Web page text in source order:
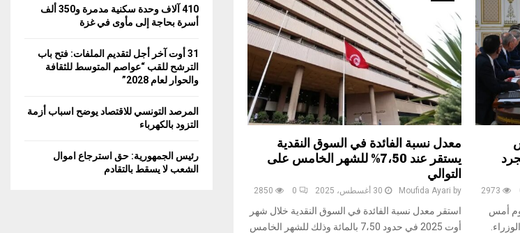
معدل نسبة الفائدة في السوق النقدية
يستقر عند 7،50% للشهر الخامس على
التوالي
by
Moufida Ayari 30 أغسطس، 2025 0
2850
استقر معدل نسبة الفائدة في السوق النقدية خلال شهر
أوت 2025 في حدود 7،50 بالمائة وذلك للشهر الخامس
2973
أمس
410 آلاف وحدة سكنية مدمرة و350 ألف
أسرة بحاجة إلى مأوى في غزة
31 أوت آخر أجل لتقديم الملفات: فتح باب
الترشح للقب “عواصم المتوسط للثقافة
والحوار لعام 2028”
المرصد التونسي للاقتصاد يوضح اسباب أزمة
التزود بالكهرباء
رئيس الجمهورية: حق استرجاع اموال
الشعب لا يسقط بالتقادم